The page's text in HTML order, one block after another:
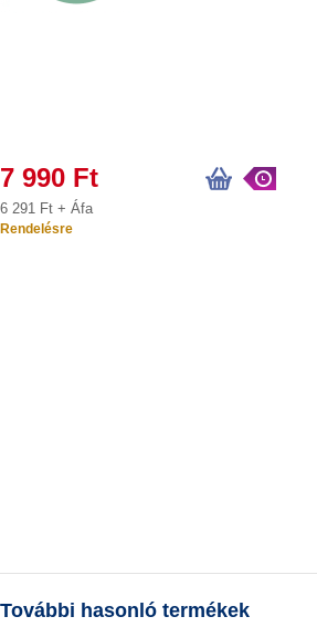
7 990 Ft
6 291 Ft + Áfa
Rendelésre
További hasonló termékek